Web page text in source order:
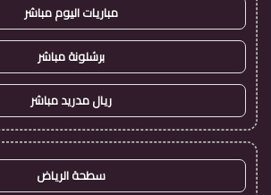
مباريات اليوم مباشر
برشلونة مباشر
ريال مدريد مباشر
سطحة الرياض